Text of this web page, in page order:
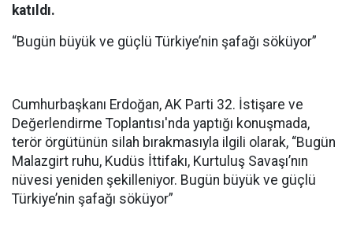
katıldı.
“Bugün büyük ve güçlü Türkiye’nin şafağı söküyor”
Cumhurbaşkanı Erdoğan, AK Parti 32. İstişare ve
Değerlendirme Toplantısı'nda yaptığı konuşmada,
terör örgütünün silah bırakmasıyla ilgili olarak, “Bugün
Malazgirt ruhu, Kudüs İttifakı, Kurtuluş Savaşı’nın
nüvesi yeniden şekilleniyor. Bugün büyük ve güçlü
Türkiye’nin şafağı söküyor”